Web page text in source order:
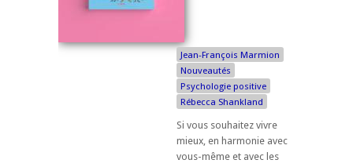
Jean-François Marmion
Nouveautés
Psychologie positive
Rébecca Shankland
Si vous souhaitez vivre
mieux, en harmonie avec
vous-même et avec les